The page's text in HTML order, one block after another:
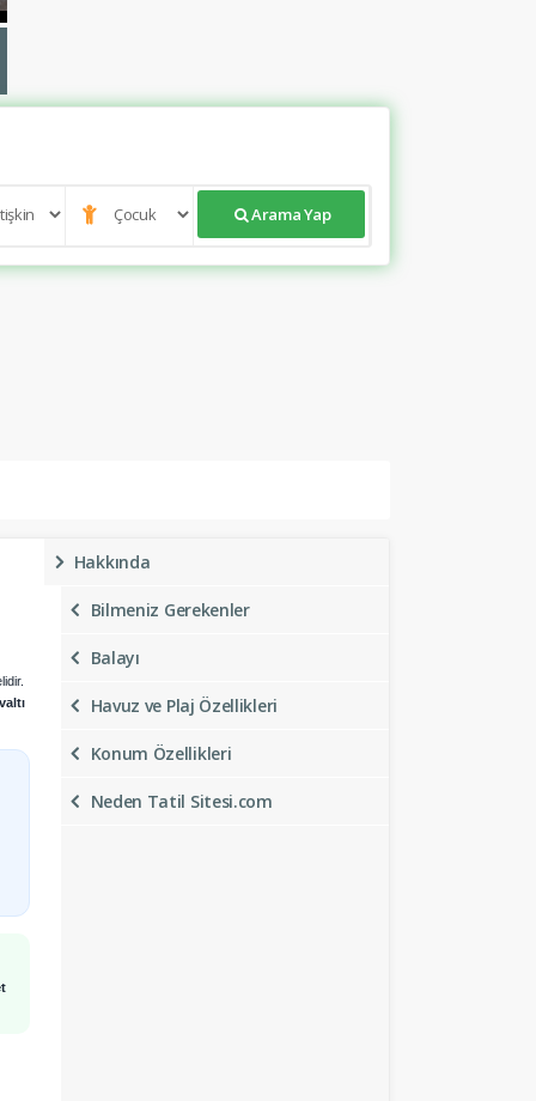
Arama Yap
Hakkında
Bilmeniz Gerekenler
Balayı
Havuz ve Plaj Özellikleri
Konum Özellikleri
Neden Tatil Sitesi.com